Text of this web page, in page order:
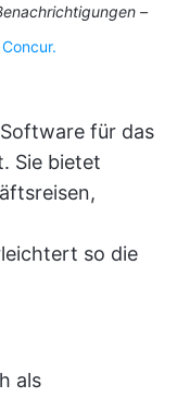
–
für das
Sie bietet
so die
als